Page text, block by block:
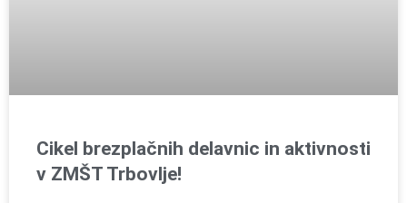
Cikel brezplačnih delavnic in aktivnosti
v ZMŠT Trbovlje!